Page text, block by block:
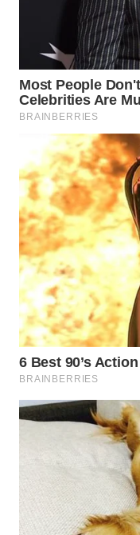
PAKPAK
WN
KARAWANG
WN
BEKASI
WN
BOGOR
WN
DEPOK
WN
TAPANULI
UTARA
WN
SAMOSIR
WN
LAWAS